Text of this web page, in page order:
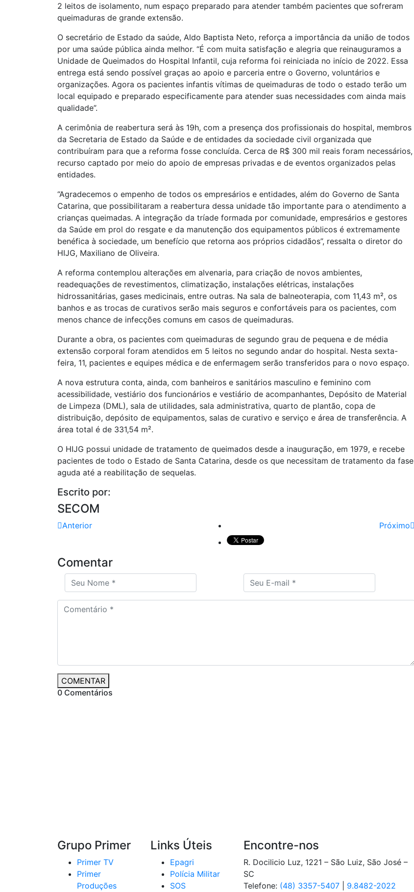
2 leitos de isolamento, num espaço preparado para atender também pacientes que sofreram
queimaduras de grande extensão.
O secretário de Estado da saúde, Aldo Baptista Neto, reforça a importância da união de todos
por uma saúde pública ainda melhor. “É com muita satisfação e alegria que reinauguramos a
Unidade de Queimados do Hospital Infantil, cuja reforma foi reiniciada no início de 2022. Essa
entrega está sendo possível graças ao apoio e parceria entre o Governo, voluntários e
organizações. Agora os pacientes infantis vítimas de queimaduras de todo o estado terão um
local equipado e preparado especificamente para atender suas necessidades com ainda mais
qualidade”.
A cerimônia de reabertura será às 19h, com a presença dos profissionais do hospital, membros
da Secretaria de Estado da Saúde e de entidades da sociedade civil organizada que
contribuíram para que a reforma fosse concluída. Cerca de R$ 300 mil reais foram necessários,
recurso captado por meio do apoio de empresas privadas e de eventos organizados pelas
entidades.
“Agradecemos o empenho de todos os empresários e entidades, além do Governo de Santa
Catarina, que possibilitaram a reabertura dessa unidade tão importante para o atendimento a
crianças queimadas. A integração da tríade formada por comunidade, empresários e gestores
da Saúde em prol do resgate e da manutenção dos equipamentos públicos é extremamente
benéfica à sociedade, um benefício que retorna aos próprios cidadãos”, ressalta o diretor do
HIJG, Maxiliano de Oliveira.
A reforma contemplou alterações em alvenaria, para criação de novos ambientes,
readequações de revestimentos, climatização, instalações elétricas, instalações
hidrossanitárias, gases medicinais, entre outras. Na sala de balneoterapia, com 11,43 m², os
banhos e as trocas de curativos serão mais seguros e confortáveis para os pacientes, com
menos chance de infecções comuns em casos de queimaduras.
Durante a obra, os pacientes com queimaduras de segundo grau de pequena e de média
extensão corporal foram atendidos em 5 leitos no segundo andar do hospital. Nesta sexta-
feira, 11, pacientes e equipes médica e de enfermagem serão transferidos para o novo espaço.
A nova estrutura conta, ainda, com banheiros e sanitários masculino e feminino com
acessibilidade, vestiário dos funcionários e vestiário de acompanhantes, Depósito de Material
de Limpeza (DML), sala de utilidades, sala administrativa, quarto de plantão, copa de
distribuição, depósito de equipamentos, salas de curativo e serviço e área de transferência. A
área total é de 331,54 m².
O HIJG possui unidade de tratamento de queimados desde a inauguração, em 1979, e recebe
pacientes de todo o Estado de Santa Catarina, desde os que necessitam de tratamento da fase
aguda até a reabilitação de sequelas.
Escrito por:
SECOM
Anterior Próximo
Comentar
COMENTAR
0 Comentários
Grupo Primer
Primer TV
Primer
Produções
Links Úteis
Epagri
Polícia Militar
SOS
Encontre-nos
R. Docilicio Luz, 1221 – São Luiz, São José –
SC
Telefone: (48) 3357-5407 9.8482-2022